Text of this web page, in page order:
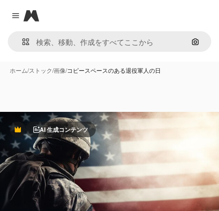
Close menu
Magnific
画像で
ホーム/ストック/画像/コピースペースのある退役軍人の日
PremiumAI 生成コンテンツ